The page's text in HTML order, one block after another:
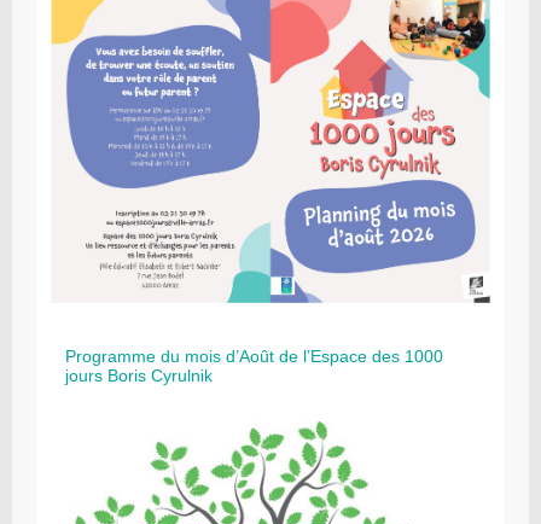
Programme du mois d’Août de l’Espace des 1000
jours Boris Cyrulnik